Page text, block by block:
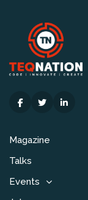
Magazine
Talks
Events